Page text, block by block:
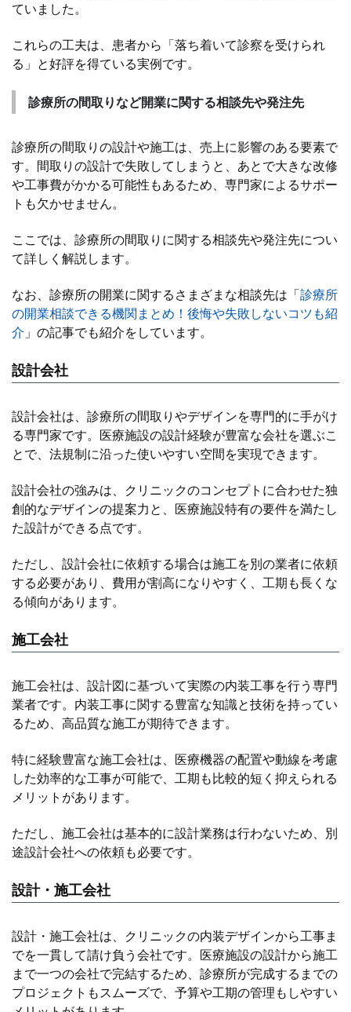
ていました。
これらの工夫は、患者から「落ち着いて診察を受けられ
る」と好評を得ている実例です。
診療所の間取りなど開業に関する相談先や発注先
診療所の間取りの設計や施工は、売上に影響のある要素で
す。間取りの設計で失敗してしまうと、あとで大きな改修
や工事費がかかる可能性もあるため、専門家によるサポー
トも欠かせません。
ここでは、診療所の間取りに関する相談先や発注先につい
て詳しく解説します。
なお、診療所の開業に関するさまざまな相談先は「診療所
の開業相談できる機関まとめ！後悔や失敗しないコツも紹
介 」の記事でも紹介をしています。
設計会社
設計会社は、診療所の間取りやデザインを専門的に手がけ
る専門家です。医療施設の設計経験が豊富な会社を選ぶこ
とで、法規制に沿った使いやすい空間を実現できます。
設計会社の強みは、クリニックのコンセプトに合わせた独
創的なデザインの提案力と、医療施設特有の要件を満たし
た設計ができる点です。
ただし、設計会社に依頼する場合は施工を別の業者に依頼
する必要があり、費用が割高になりやすく、工期も長くな
る傾向があります。
施工会社
施工会社は、設計図に基づいて実際の内装工事を行う専門
業者です。内装工事に関する豊富な知識と技術を持ってい
るため、高品質な施工が期待できます。
特に経験豊富な施工会社は、医療機器の配置や動線を考慮
した効率的な工事が可能で、工期も比較的短く抑えられる
メリットがあります。
ただし、施工会社は基本的に設計業務は行わないため、別
途設計会社への依頼も必要です。
設計・施工会社
設計・施工会社は、クリニックの内装デザインから工事ま
でを一貫して請け負う会社です。医療施設の設計から施工
まで一つの会社で完結するため、診療所が完成するまでの
プロジェクトもスムーズで、予算や工期の管理もしやすい